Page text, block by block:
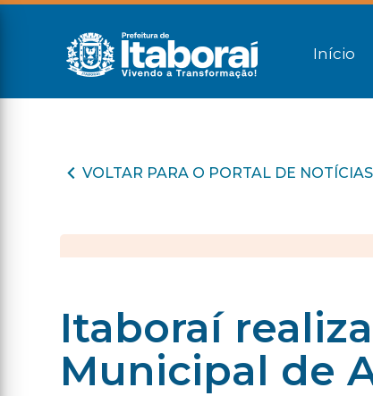
Início
VOLTAR PARA O PORTAL DE NOTÍCIAS
Itaboraí
Municipal de